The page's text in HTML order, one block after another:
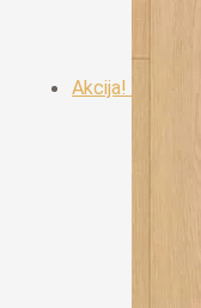
Akcija!